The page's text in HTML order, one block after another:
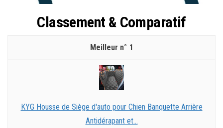
Classement & Comparatif
1
KYG Housse de Siège d'auto pour Chien Banquette Arrière
Antidérapant et...